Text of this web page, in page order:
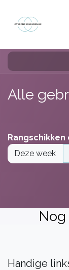
Alle
Rangschikken
Deze week
Handige